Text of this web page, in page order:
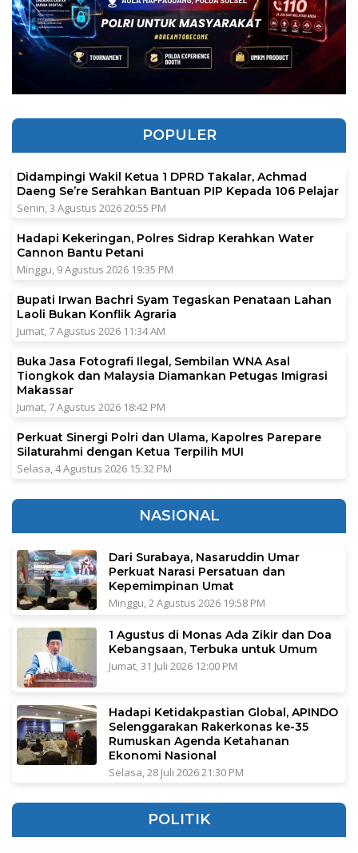
POPULER
Didampingi Wakil Ketua 1 DPRD Takalar, Achmad
Daeng Se’re Serahkan Bantuan PIP Kepada 106 Pelajar
Senin, 3 Agustus 2026 20:55 PM
Hadapi Kekeringan, Polres Sidrap Kerahkan Water
Cannon Bantu Petani
Minggu, 9 Agustus 2026 19:35 PM
Bupati Irwan Bachri Syam Tegaskan Penataan Lahan
Laoli Bukan Konflik Agraria
Jumat, 7 Agustus 2026 11:34 AM
Buka Jasa Fotografi Ilegal, Sembilan WNA Asal
Tiongkok dan Malaysia Diamankan Petugas Imigrasi
Makassar
Jumat, 7 Agustus 2026 18:42 PM
Perkuat Sinergi Polri dan Ulama, Kapolres Parepare
Silaturahmi dengan Ketua Terpilih MUI
Selasa, 4 Agustus 2026 15:32 PM
NASIONAL
Dari Surabaya, Nasaruddin Umar
Perkuat Narasi Persatuan dan
Kepemimpinan Umat
Minggu, 2 Agustus 2026 19:58 PM
1 Agustus di Monas Ada Zikir dan Doa
Kebangsaan, Terbuka untuk Umum
Jumat, 31 Juli 2026 12:00 PM
Hadapi Ketidakpastian Global, APINDO
Selenggarakan Rakerkonas ke-35
Rumuskan Agenda Ketahanan
Ekonomi Nasional
Selasa, 28 Juli 2026 21:30 PM
POLITIK